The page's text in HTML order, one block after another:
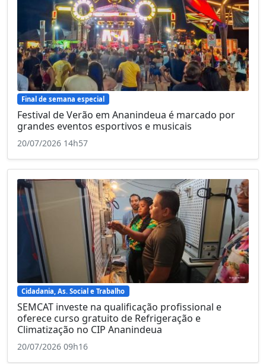
Final de semana especial
Festival de Verão em Ananindeua é marcado por
grandes eventos esportivos e musicais
20/07/2026 14h57
Cidadania, As. Social e Trabalho
SEMCAT investe na qualificação profissional e
oferece curso gratuito de Refrigeração e
Climatização no CIP Ananindeua
20/07/2026 09h16